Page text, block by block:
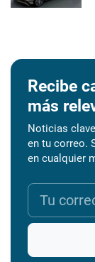
Recibe
más
Noticias
en tu correo.
en cualquier